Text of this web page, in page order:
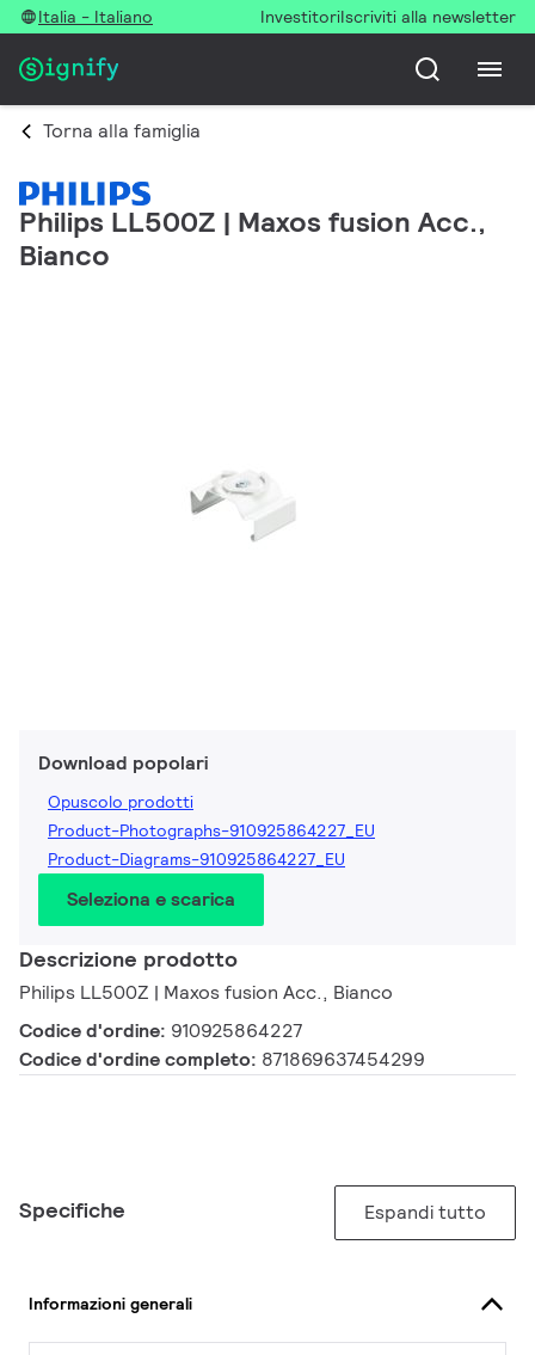
Italia - Italiano InvestitoriIscriviti alla newsletter
Torna alla famiglia
Philips LL500Z | Maxos fusion Acc.,
Bianco
Download popolari
Opuscolo prodotti
Product-Photographs-910925864227_EU
Product-Diagrams-910925864227_EU
Seleziona e scarica
Descrizione prodotto
Philips LL500Z | Maxos fusion Acc., Bianco
Codice d'ordine: 910925864227
Codice d'ordine completo: 871869637454299
Specifiche Espandi tutto
Informazioni generali